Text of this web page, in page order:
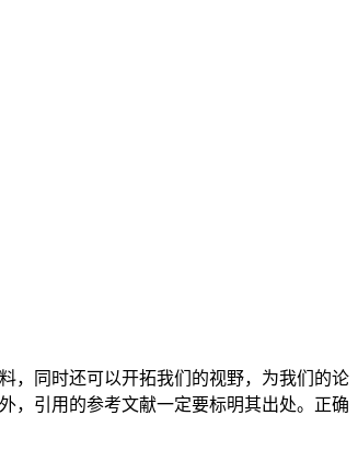
，同时还可以开拓我们的视野，为我们的论
，引用的参考文献一定要标明其出处。正确